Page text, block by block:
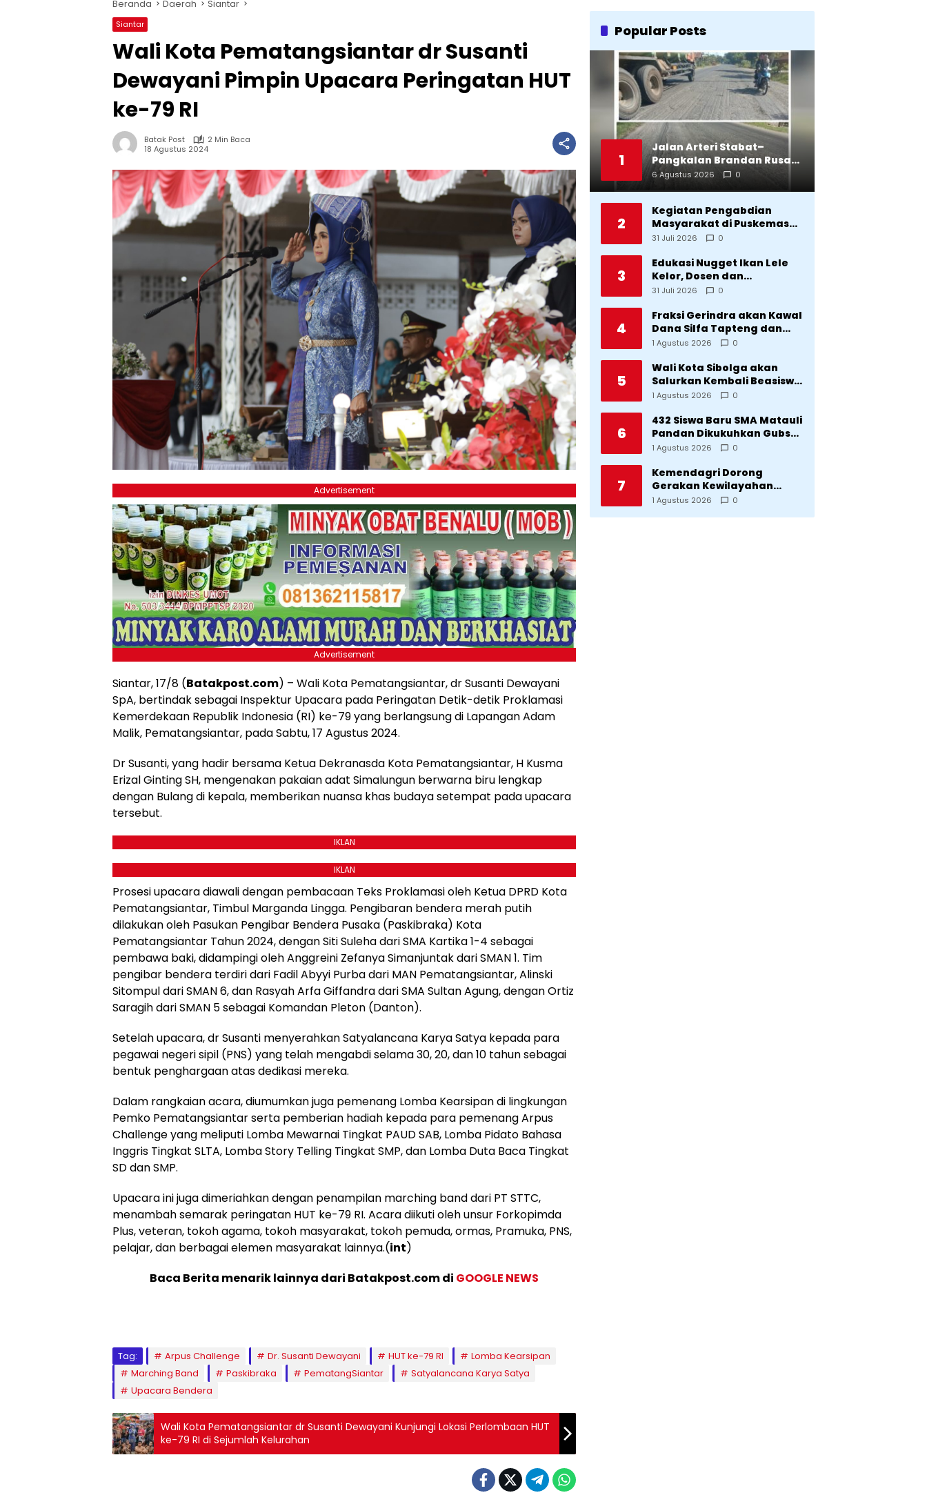
Beranda Daerah Siantar
Siantar
Wali Kota Pematangsiantar dr Susanti
Dewayani Pimpin Upacara Peringatan HUT
ke-79 RI
Batak Post
2 Min Baca
18 Agustus 2024
Advertisement
Advertisement
Siantar, 17/8 (Batakpost.com) – Wali Kota Pematangsiantar, dr Susanti Dewayani
SpA, bertindak sebagai Inspektur Upacara pada Peringatan Detik-detik Proklamasi
Kemerdekaan Republik Indonesia (RI) ke-79 yang berlangsung di Lapangan Adam
Malik, Pematangsiantar, pada Sabtu, 17 Agustus 2024.
Dr Susanti, yang hadir bersama Ketua Dekranasda Kota Pematangsiantar, H Kusma
Erizal Ginting SH, mengenakan pakaian adat Simalungun berwarna biru lengkap
dengan Bulang di kepala, memberikan nuansa khas budaya setempat pada upacara
tersebut.
IKLAN
IKLAN
Prosesi upacara diawali dengan pembacaan Teks Proklamasi oleh Ketua DPRD Kota
Pematangsiantar, Timbul Marganda Lingga. Pengibaran bendera merah putih
dilakukan oleh Pasukan Pengibar Bendera Pusaka (Paskibraka) Kota
Pematangsiantar Tahun 2024, dengan Siti Suleha dari SMA Kartika 1-4 sebagai
pembawa baki, didampingi oleh Anggreini Zefanya Simanjuntak dari SMAN 1. Tim
pengibar bendera terdiri dari Fadil Abyyi Purba dari MAN Pematangsiantar, Alinski
Sitompul dari SMAN 6, dan Rasyah Arfa Giffandra dari SMA Sultan Agung, dengan Ortiz
Saragih dari SMAN 5 sebagai Komandan Pleton (Danton).
Setelah upacara, dr Susanti menyerahkan Satyalancana Karya Satya kepada para
pegawai negeri sipil (PNS) yang telah mengabdi selama 30, 20, dan 10 tahun sebagai
bentuk penghargaan atas dedikasi mereka.
Dalam rangkaian acara, diumumkan juga pemenang Lomba Kearsipan di lingkungan
Pemko Pematangsiantar serta pemberian hadiah kepada para pemenang Arpus
Challenge yang meliputi Lomba Mewarnai Tingkat PAUD SAB, Lomba Pidato Bahasa
Inggris Tingkat SLTA, Lomba Story Telling Tingkat SMP, dan Lomba Duta Baca Tingkat
SD dan SMP.
Upacara ini juga dimeriahkan dengan penampilan marching band dari PT STTC,
menambah semarak peringatan HUT ke-79 RI. Acara diikuti oleh unsur Forkopimda
Plus, veteran, tokoh agama, tokoh masyarakat, tokoh pemuda, ormas, Pramuka, PNS,
pelajar, dan berbagai elemen masyarakat lainnya.(int)
Baca Berita menarik lainnya dari Batakpost.com di GOOGLE NEWS
Tag: Arpus Challenge Dr. Susanti Dewayani HUT ke-79 RI
Lomba Kearsipan
Marching Band
Paskibraka PematangSiantar
Satyalancana Karya Satya
Upacara Bendera
Wali Kota Pematangsiantar dr Susanti Dewayani Kunjungi Lokasi Perlombaan HUT
ke-79 RI di Sejumlah Kelurahan
Popular Posts
1
Jalan Arteri Stabat–
Pangkalan Brandan Rusak,
Pengendara Terancam
Celaka
6 Agustus 2026 0
2
Kegiatan Pengabdian
Masyarakat di Puskemas
Sitadatada
31 Juli 2026 0
3
Edukasi Nugget Ikan Lele
Kelor, Dosen dan
Mahasiswa Dorong
Desa Silangkitang
Kecamatan Pahae Jae
31 Juli 2026 0
4
Fraksi Gerindra akan Kawal
Dana Silfa Tapteng dan
TKD Rp298 Miliar: Jangan
dan Provinsi Diklaim
Kerjaan Tapteng
1 Agustus 2026 0
5
Wali Kota Sibolga akan
Salurkan Kembali Beasiswa
Rp1 Miliar: Diproritaskan
Bencana
1 Agustus 2026 0
6
432 Siswa Baru SMA Matauli
Pandan Dikukuhkan Gubsu:
32 Tahun Matauli Cetak
1 Agustus 2026 0
7
Kemendagri Dorong
Gerakan Kewilayahan
Lawan Tuberkulosis
1 Agustus 2026 0